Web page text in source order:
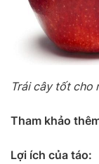
Trái cây tốt cho
Tham khảo
Lợi ích của táo: